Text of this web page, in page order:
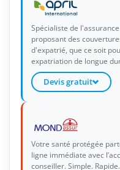
Spécialiste de
proposant des
d'expatrié, que ce soit
expatriation de longue
Devis gratuit
Votre santé protégée
ligne immédiate avec
conseiller. Simple.